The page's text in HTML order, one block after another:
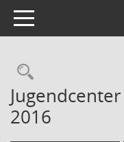
Toggle navigation
2016